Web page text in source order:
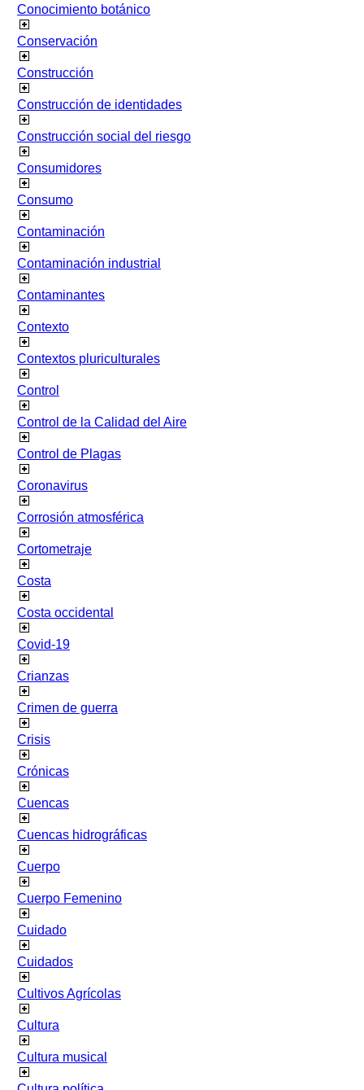
Conocimiento botánico
Conservación
Construcción
Construcción de identidades
Construcción social del riesgo
Consumidores
Consumo
Contaminación
Contaminación industrial
Contaminantes
Contexto
Contextos pluriculturales
Control
Control de la Calidad del Aire
Control de Plagas
Coronavirus
Corrosión atmosférica
Cortometraje
Costa
Costa occidental
Covid-19
Crianzas
Crimen de guerra
Crisis
Crónicas
Cuencas
Cuencas hidrográficas
Cuerpo
Cuerpo Femenino
Cuidado
Cuidados
Cultivos Agrícolas
Cultura
Cultura musical